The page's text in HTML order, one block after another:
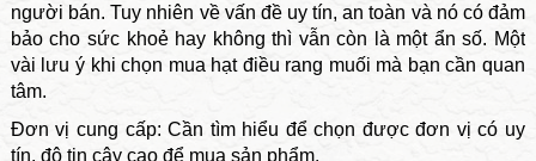
người bán. Tuy nhiên về vấn đề uy tín, an toàn và nó có đảm
bảo cho sức khoẻ hay không thì vẫn còn là một ẩn số. Một
vài lưu ý khi chọn mua hạt điều rang muối mà bạn cần quan
tâm.
Đơn vị cung cấp: Cần tìm hiểu để chọn được đơn vị có uy
tín, độ tin cậy cao để mua sản phẩm.